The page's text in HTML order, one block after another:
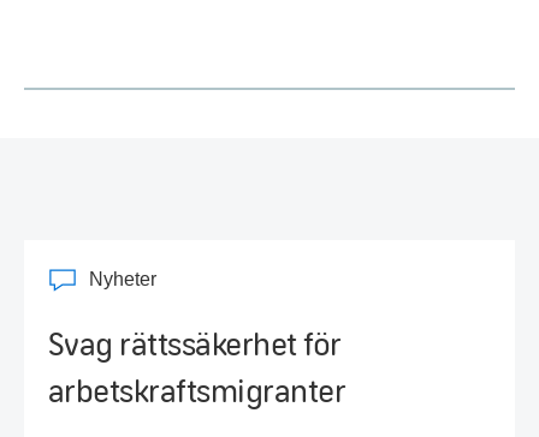
Nyheter
Svag rättssäkerhet för
arbetskraftsmigranter